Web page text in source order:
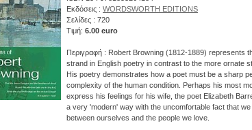
Εκδόσεις : WORDSWORTH EDITIONS
Σελίδες : 720
Τιμή: 6.00 euro
Περιγραφή : Robert Browning (1812-1889) represents
strand in English poetry in contrast to the more ornate
His poetry demonstrates how a poet must be a sharp
complexity of the human condition. Perhaps his most
express his feelings for his wife, the poet Elizabeth
a very 'modern' way with the uncomfortable fact that
between ourselves and the people we love.